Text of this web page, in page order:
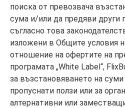
поиска от превозвача
сума и/или да предяви други
съгласно това
изложени в Общите условия
отношение на офертите на
програмата „White Label“,
за възстановяването на
пропуснати ползи или за
алтернативни или